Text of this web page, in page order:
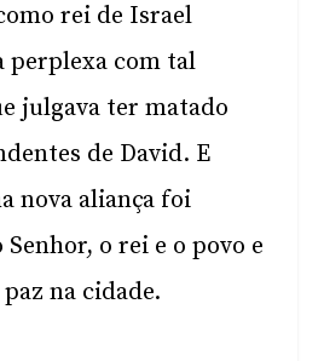
rei de Israel
perplexa com tal
julgava ter matado
de David. E
nova aliança foi
o rei e o povo e
na cidade.